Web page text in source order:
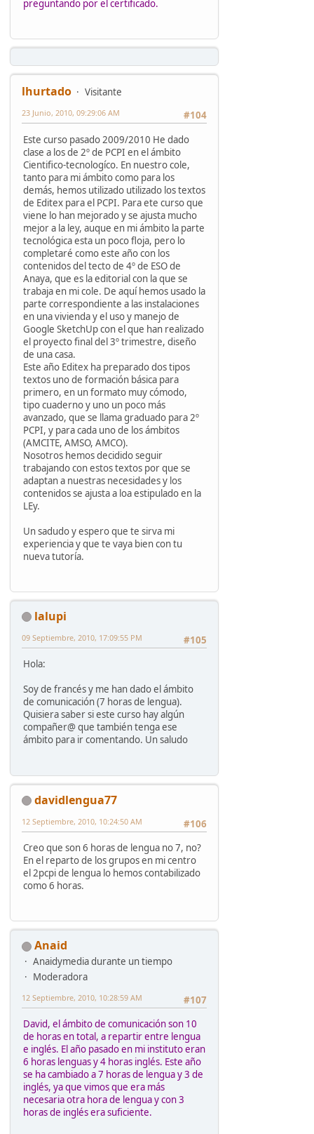
preguntando por el certificado.
lhurtado
Visitante
#104
23 Junio, 2010, 09:29:06 AM
Este curso pasado 2009/2010 He dado
clase a los de 2º de PCPI en el ámbito
Cientifico-tecnologíco. En nuestro cole,
tanto para mi ámbito como para los
demás, hemos utilizado utilizado los textos
de Editex para el PCPI. Para ete curso que
viene lo han mejorado y se ajusta mucho
mejor a la ley, auque en mi ámbito la parte
tecnológica esta un poco floja, pero lo
completaré como este año con los
contenidos del tecto de 4º de ESO de
Anaya, que es la editorial con la que se
trabaja en mi cole. De aquí hemos usado la
parte correspondiente a las instalaciones
en una vivienda y el uso y manejo de
Google SketchUp con el que han realizado
el proyecto final del 3º trimestre, diseño
de una casa.
Este año Editex ha preparado dos tipos
textos uno de formación básica para
primero, en un formato muy cómodo,
tipo cuaderno y uno un poco más
avanzado, que se llama graduado para 2º
PCPI, y para cada uno de los ámbitos
(AMCITE, AMSO, AMCO).
Nosotros hemos decidido seguir
trabajando con estos textos por que se
adaptan a nuestras necesidades y los
contenidos se ajusta a loa estipulado en la
LEy.
Un sadudo y espero que te sirva mi
experiencia y que te vaya bien con tu
nueva tutoría.
lalupi
#105
09 Septiembre, 2010, 17:09:55 PM
Hola:
Soy de francés y me han dado el ámbito
de comunicación (7 horas de lengua).
Quisiera saber si este curso hay algún
compañer@ que también tenga ese
ámbito para ir comentando. Un saludo
davidlengua77
#106
12 Septiembre, 2010, 10:24:50 AM
Creo que son 6 horas de lengua no 7, no?
En el reparto de los grupos en mi centro
el 2pcpi de lengua lo hemos contabilizado
como 6 horas.
Anaid
Anaidymedia durante un tiempo
Moderadora
#107
12 Septiembre, 2010, 10:28:59 AM
David, el ámbito de comunicación son 10
de horas en total, a repartir entre lengua
e inglés. El año pasado en mi instituto eran
6 horas lenguas y 4 horas inglés. Este año
se ha cambiado a 7 horas de lengua y 3 de
inglés, ya que vimos que era más
necesaria otra hora de lengua y con 3
horas de inglés era suficiente.